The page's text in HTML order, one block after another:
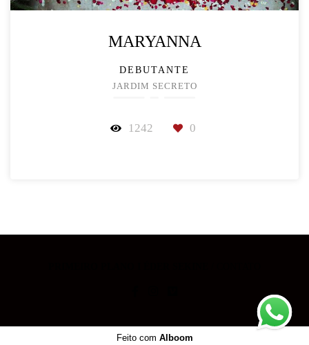
MARYANNA
DEBUTANTE
JARDIM SECRETO
1242 0
Feito com Alboom